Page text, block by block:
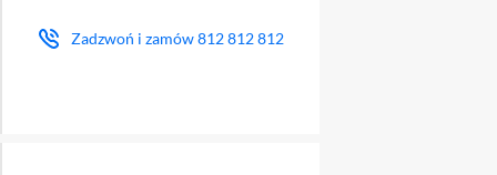
Zadzwoń i zamów812 812 812